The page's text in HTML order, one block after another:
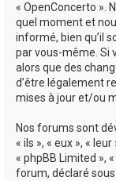
« OpenConcerto ».
quel moment et
informé, bien qu’il
par vous-même. Si
alors que des
d’être légalement
mises à jour et/ou
Nos forums sont
« ils », « eux », «
« phpBB Limited »,
forum, déclaré sous